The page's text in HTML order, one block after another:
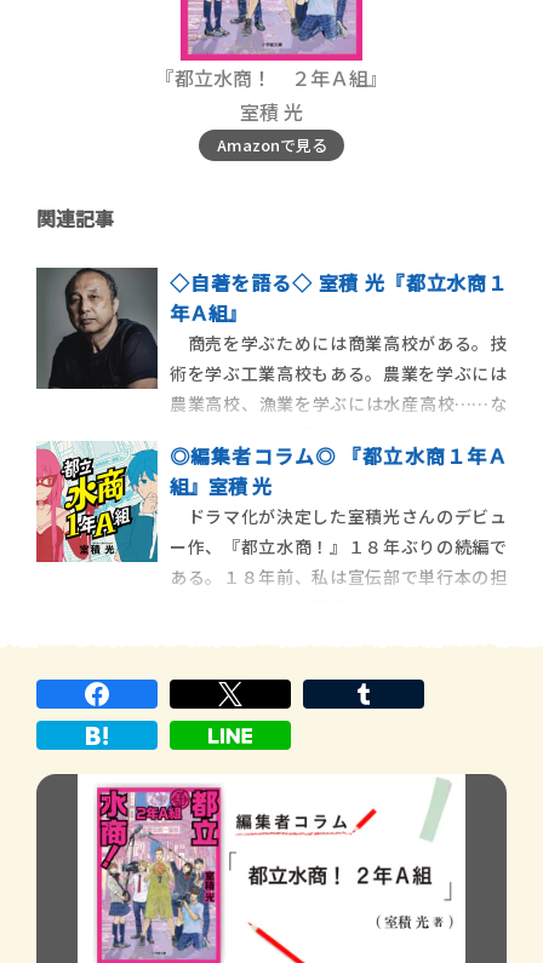
『都立水商！ ２年Ａ組』
室積 光
Amazonで見る
関連記事
◇自著を語る◇ 室積 光『都立水商１
年Ａ組』
商売を学ぶためには商業高校がある。技
術を学ぶ工業高校もある。農業を学ぶには
農業高校、漁業を学ぶには水産高校……な
上、水商業高校も必要ではないか？ 今か
ら十八年前に、このような発想から書いた
のが『都立水商！』である。都立水商が設
立される過程と、その後の発展の様子 […]
◎編集者コラム◎ 『都立水商１年Ａ
組』室積 光
ドラマ化が決定した室積光さんのデビュ
ー作、『都立水商！』１８年ぶりの続編で
ある。１８年前、私は宣伝部で単行本の担
水商売に関する専門教育を行う都立高校が
できたという、ふざけた設定にもかかわら
ず泣ける話で、